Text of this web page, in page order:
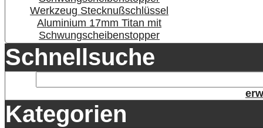
Werkzeug Stecknußschlüssel
Aluminium 17mm Titan mit
Schwungscheibenstopper
Schnellsuche
Kategorien